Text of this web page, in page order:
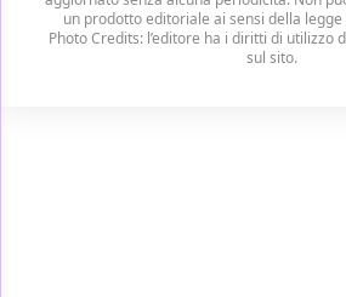
un prodotto editoriale ai sensi della legge
Photo Credits: l’editore ha i diritti di utilizzo
sul sito.